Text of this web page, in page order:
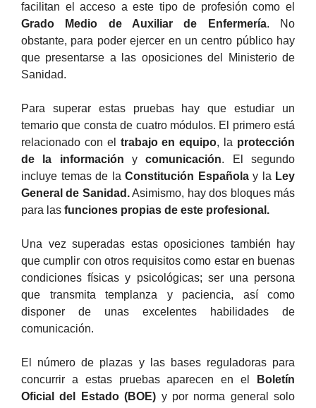
facilitan el acceso a este tipo de profesión como el
Grado Medio de Auxiliar de Enfermería. No
obstante, para poder ejercer en un centro público hay
que presentarse a las oposiciones del Ministerio de
Sanidad.
Para superar estas pruebas hay que estudiar un
temario que consta de cuatro módulos. El primero está
relacionado con el trabajo en equipo, la protección
de la información y comunicación. El segundo
incluye temas de la Constitución Españolay la Ley
General de Sanidad.Asimismo, hay dos bloques más
para las funciones propias de este profesional.
Una vez superadas estas oposiciones también hay
que cumplir con otros requisitos como estar en buenas
condiciones físicas y psicológicas; ser una persona
que transmita templanza y paciencia, así como
disponer de unas excelentes habilidades de
comunicación.
El número de plazas y las bases reguladoras para
concurrir a estas pruebas aparecen en el
Boletín
Oficial del Estado (BOE) y por norma general solo